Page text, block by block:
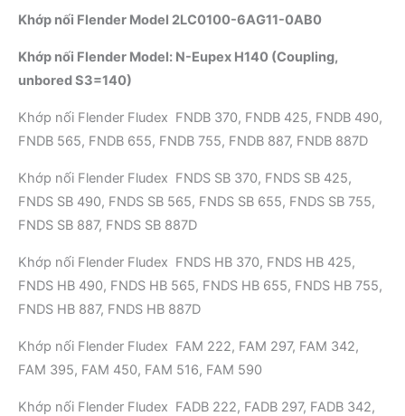
Khớp nối Flender Model 2LC0100-6AG11-0AB0
Khớp nối Flender Model: N-Eupex H140 (Coupling,
unbored S3=140)
Khớp nối Flender Fludex FNDB 370, FNDB 425, FNDB 490,
FNDB 565, FNDB 655, FNDB 755, FNDB 887, FNDB 887D
Khớp nối Flender Fludex FNDS SB 370, FNDS SB 425,
FNDS SB 490, FNDS SB 565, FNDS SB 655, FNDS SB 755,
FNDS SB 887, FNDS SB 887D
Khớp nối Flender Fludex FNDS HB 370, FNDS HB 425,
FNDS HB 490, FNDS HB 565, FNDS HB 655, FNDS HB 755,
FNDS HB 887, FNDS HB 887D
Khớp nối Flender Fludex FAM 222, FAM 297, FAM 342,
FAM 395, FAM 450, FAM 516, FAM 590
Khớp nối Flender Fludex FADB 222, FADB 297, FADB 342,